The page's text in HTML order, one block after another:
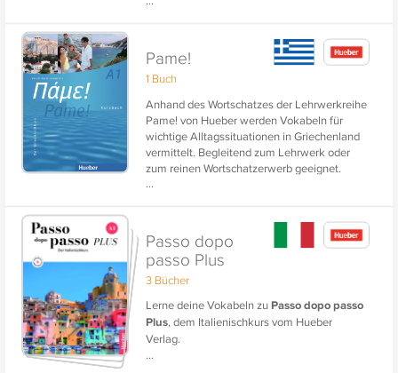
Pame!
1 Buch
Anhand des Wortschatzes der Lehrwerkreihe
Pame! von Hueber werden Vokabeln für
wichtige Alltagssituationen in Griechenland
vermittelt. Begleitend zum Lehrwerk oder
zum reinen Wortschatzerwerb geeignet.
...
Passo dopo
passo Plus
3 Bücher
Lerne deine Vokabeln zu Passo dopo passo
Plus, dem Italienischkurs vom Hueber
Verlag.
...